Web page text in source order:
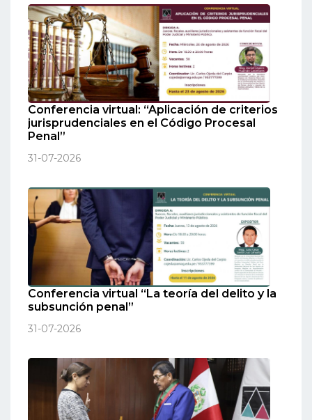
Conferencia virtual: “Aplicación de criterios
jurisprudenciales en el Código Procesal
Penal”
31-07-2026
Conferencia virtual “La teoría del delito y la
subsunción penal”
31-07-2026